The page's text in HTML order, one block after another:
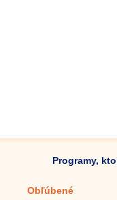
Programy,
Obľúbené